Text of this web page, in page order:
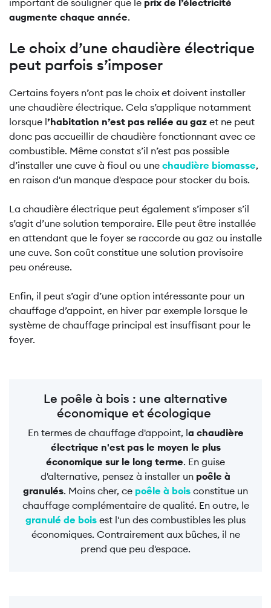
important de souligner que le prix de l’électricité
augmente chaque année.
Le choix d’une chaudière électrique
peut parfois s’imposer
Certains foyers n’ont pas le choix et doivent installer
une chaudière électrique. Cela s’applique notamment
lorsque l’habitation n’est pas reliée au gaz et ne peut
donc pas accueillir de chaudière fonctionnant avec ce
combustible. Même constat s’il n’est pas possible
d’installer une cuve à fioul ou une chaudière biomasse,
en raison d'un manque d'espace pour stocker du bois.
La chaudière électrique peut également s’imposer s’il
s’agit d’une solution temporaire. Elle peut être installée
en attendant que le foyer se raccorde au gaz ou installe
une cuve. Son coût constitue une solution provisoire
peu onéreuse.
Enfin, il peut s’agir d’une option intéressante pour un
chauffage d’appoint, en hiver par exemple lorsque le
système de chauffage principal est insuffisant pour le
foyer.
Le poêle à bois : une alternative
économique et écologique
En termes de chauffage d'appoint, la chaudière
électrique n'est pas le moyen le plus
économique sur le long terme. En guise
d'alternative, pensez à installer un poêle à
granulés. Moins cher, ce poêle à bois constitue un
chauffage complémentaire de qualité. En outre, le
granulé de bois est l'un des combustibles les plus
économiques. Contrairement aux bûches, il ne
prend que peu d'espace.